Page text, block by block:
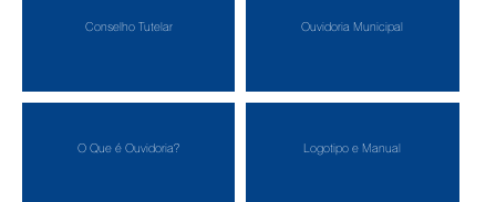
Conselho Tutelar Ouvidoria Municipal
O Que é Ouvidoria? Logotipo e Manual